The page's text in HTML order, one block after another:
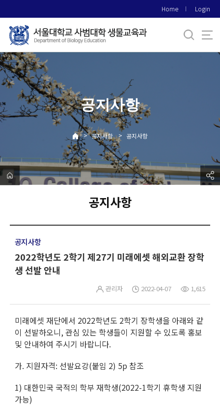
로
메
뉴
Home Login
공지사항
> 공지사항 > 공지사항
공지사항
공지사항
2022학년도 2학기 제27기 미래에셋 해외교환 장학
생 선발 안내
관리자 2022-04-07 1,615
미래에셋 재단에서 2022학년도 2학기 장학생을 아래와 같
이 선발하오니, 관심 있는 학생들이 지원할 수 있도록 홍보
및 안내하여 주시기 바랍니다.
가. 지원자격: 선발요강(붙임 2) 5p 참조
1) 대한민국 국적의 학부 재학생(2022-1학기 휴학생 지원
가능)